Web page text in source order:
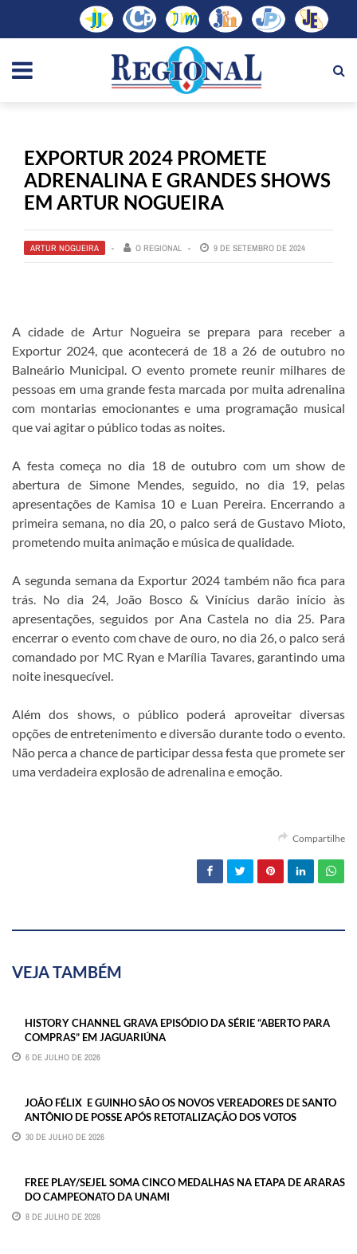
EXPORTUR 2024 PROMETE
ADRENALINA E GRANDES SHOWS
EM ARTUR NOGUEIRA
ARTUR NOGUEIRA O REGIONAL 9 DE SETEMBRO DE 2024
A cidade de Artur Nogueira se prepara para receber a
Exportur 2024, que acontecerá de 18 a 26 de outubro no
Balneário Municipal. O evento promete reunir milhares de
pessoas em uma grande festa marcada por muita adrenalina
com montarias emocionantes e uma programação musical
que vai agitar o público todas as noites.
A festa começa no dia 18 de outubro com um show de
abertura de Simone Mendes, seguido, no dia 19, pelas
apresentações de Kamisa 10 e Luan Pereira. Encerrando a
primeira semana, no dia 20, o palco será de Gustavo Mioto,
prometendo muita animação e música de qualidade.
A segunda semana da Exportur 2024 também não fica para
trás. No dia 24, João Bosco & Vinícius darão início às
apresentações, seguidos por Ana Castela no dia 25. Para
encerrar o evento com chave de ouro, no dia 26, o palco será
comandado por MC Ryan e Marília Tavares, garantindo uma
noite inesquecível.
Além dos shows, o público poderá aproveitar diversas
opções de entretenimento e diversão durante todo o evento.
Não perca a chance de participar dessa festa que promete ser
uma verdadeira explosão de adrenalina e emoção.
Compartilhe
VEJA TAMBÉM
HISTORY CHANNEL GRAVA EPISÓDIO DA SÉRIE “ABERTO PARA
COMPRAS” EM JAGUARIÚNA
6 DE JULHO DE 2026
JOÃO FÉLIX E GUINHO SÃO OS NOVOS VEREADORES DE SANTO
ANTÔNIO DE POSSE APÓS RETOTALIZAÇÃO DOS VOTOS
30 DE JULHO DE 2026
FREE PLAY/SEJEL SOMA CINCO MEDALHAS NA ETAPA DE ARARAS
DO CAMPEONATO DA UNAMI
8 DE JULHO DE 2026